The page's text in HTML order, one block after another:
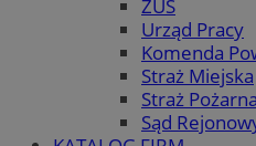
ZUS
Urząd Pracy
Komenda
Straż Miejska
Straż Pożarna
Sąd